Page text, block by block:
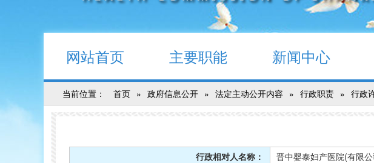
网站首页 主要职能 新闻中心
当前位置： 首页 » 政府信息公开 » 法定主动公开内容 » 行政职责 » 行政
行政相对人名称：
晋中婴泰妇产医院(有限